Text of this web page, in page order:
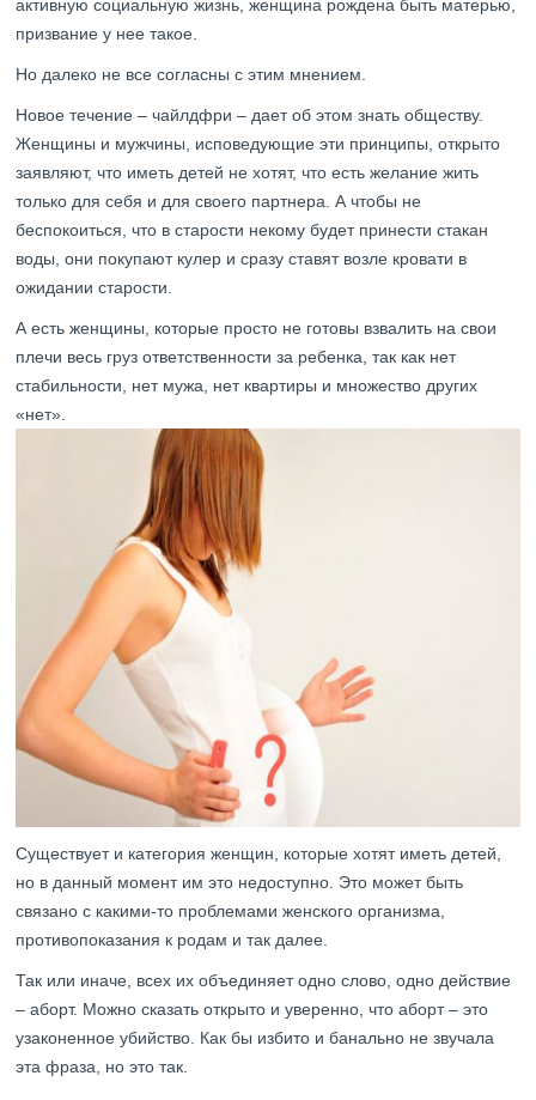
активную социальную жизнь, женщина рождена быть матерью,
призвание у нее такое.
Но далеко не все согласны с этим мнением.
Новое течение – чайлдфри – дает об этом знать обществу.
Женщины и мужчины, исповедующие эти принципы, открыто
заявляют, что иметь детей не хотят, что есть желание жить
только для себя и для своего партнера. А чтобы не
беспокоиться, что в старости некому будет принести стакан
воды, они покупают кулер и сразу ставят возле кровати в
ожидании старости.
А есть женщины, которые просто не готовы взвалить на свои
плечи весь груз ответственности за ребенка, так как нет
стабильности, нет мужа, нет квартиры и множество других
«нет».
Существует и категория женщин, которые хотят иметь детей,
но в данный момент им это недоступно. Это может быть
связано с какими-то проблемами женского организма,
противопоказания к родам и так далее.
Так или иначе, всех их объединяет одно слово, одно действие
– аборт. Можно сказать открыто и уверенно, что аборт – это
узаконенное убийство. Как бы избито и банально не звучала
эта фраза, но это так.